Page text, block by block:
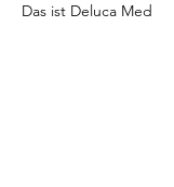
Das ist Deluca Med